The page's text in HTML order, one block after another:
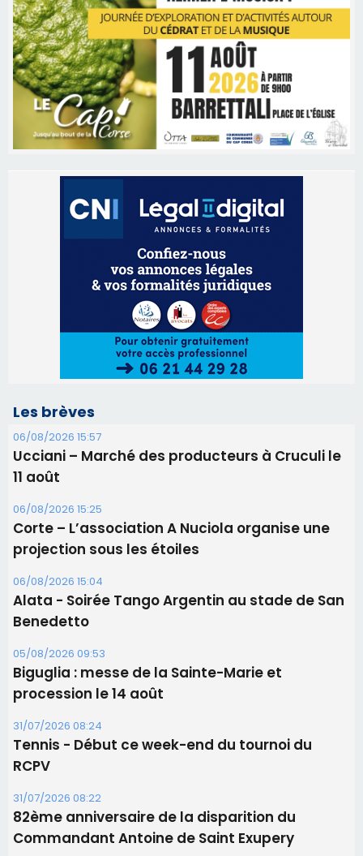
Les brèves
Ucciani – Marché des producteurs à Cruculi le
Corte – L’association A Nuciola organise une
projection sous les étoiles
Alata - Soirée Tango Argentin au stade de San
Benedetto
05/08/2026 09:53
Biguglia : messe de la Sainte-Marie et
procession le 14 août
31/07/2026 08:24
Tennis - Début ce week-end du tournoi du
RCPV
31/07/2026 08:22
82ème anniversaire de la disparition du
Commandant Antoine de Saint Exupery
Les plus lus
Satine Nomary est la nouvelle Miss Corse 2026
d'un spectacle qui ne reviendra pas avant 2081
La gendarmerie alerte les restaurateurs corses
face à une nouvelle escroquerie au faux vendeur de